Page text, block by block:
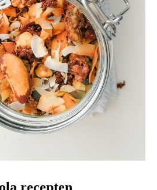
recepten